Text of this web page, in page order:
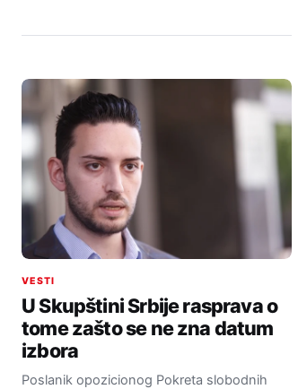
VESTI
U Skupštini Srbije rasprava o
tome zašto se ne zna datum
izbora
Poslanik opozicionog Pokreta slobodnih